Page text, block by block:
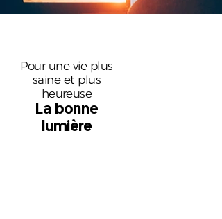
Pour une vie plus
saine et plus
heureuse
La bonne
lumière